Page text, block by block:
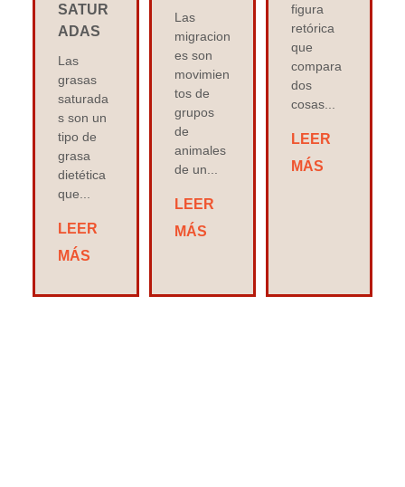
SATUR
ADAS
Las
grasas
saturada
s son un
tipo de
grasa
dietética
que...
LEER
MÁS
Las
migracion
es son
movimien
tos de
grupos
de
animales
de un...
LEER
MÁS
figura
retórica
que
compara
dos
cosas...
LEER
MÁS